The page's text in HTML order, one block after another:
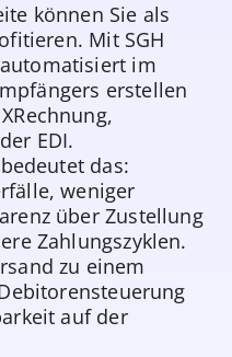
können Sie als
Mit SGH
im
erstellen
EDI.
das:
weniger
über Zustellung
Zahlungszyklen.
zu einem
auf der